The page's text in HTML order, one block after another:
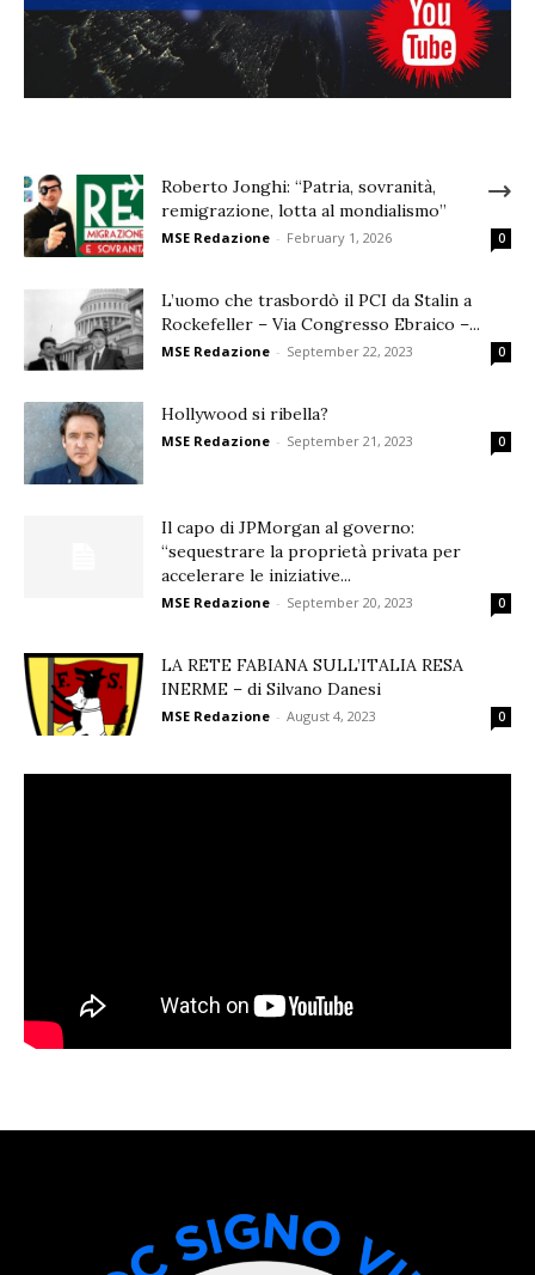
Roberto Jonghi: “Patria, sovranità,
remigrazione, lotta al mondialismo”
MSE Redazione - February 1, 2026 0
L’uomo che trasbordò il PCI da Stalin a
Rockefeller – Via Congresso Ebraico –...
MSE Redazione - September 22, 2023 0
Hollywood si ribella?
MSE Redazione - September 21, 2023 0
Il capo di JPMorgan al governo:
“sequestrare la proprietà privata per
accelerare le iniziative...
MSE Redazione - September 20, 2023 0
LA RETE FABIANA SULL’ITALIA RESA
INERME – di Silvano Danesi
MSE Redazione - August 4, 2023 0